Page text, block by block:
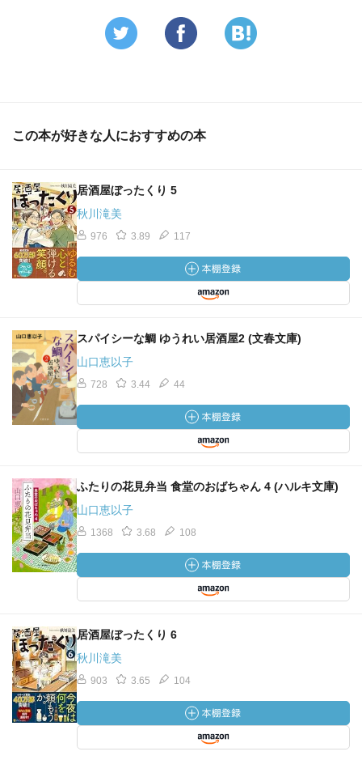
この本が好きな人におすすめの本
居酒屋ぼったくり 5
秋川滝美
976 3.89 117
スパイシーな鯛 ゆうれい居酒屋2 (文春文庫)
山口恵以子
728 3.44 44
ふたりの花見弁当 食堂のおばちゃん 4 (ハルキ文庫)
山口恵以子
1368 3.68 108
居酒屋ぼったくり 6
秋川滝美
903 3.65 104